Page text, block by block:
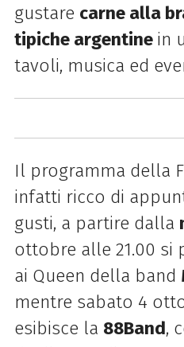
gustare carne alla
tipiche argentine in
tavoli, musica ed
Il programma della
infatti ricco di
gusti, a partire dalla
ottobre alle 21.00
ai Queen della band
mentre sabato 4
esibisce la 88Band,